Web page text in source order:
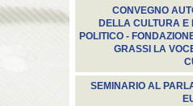
CONVEGNO
DELLA CULTURA E
POLITICO -
GRASSI LA
SEMINARIO AL